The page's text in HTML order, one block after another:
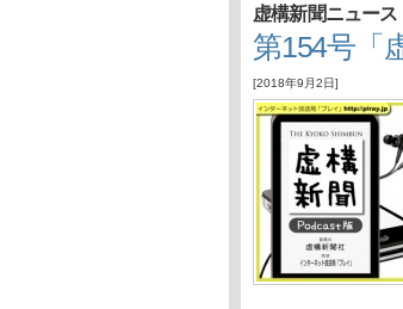
虚構新聞ニュース
第154号「
[2018年9月2日]